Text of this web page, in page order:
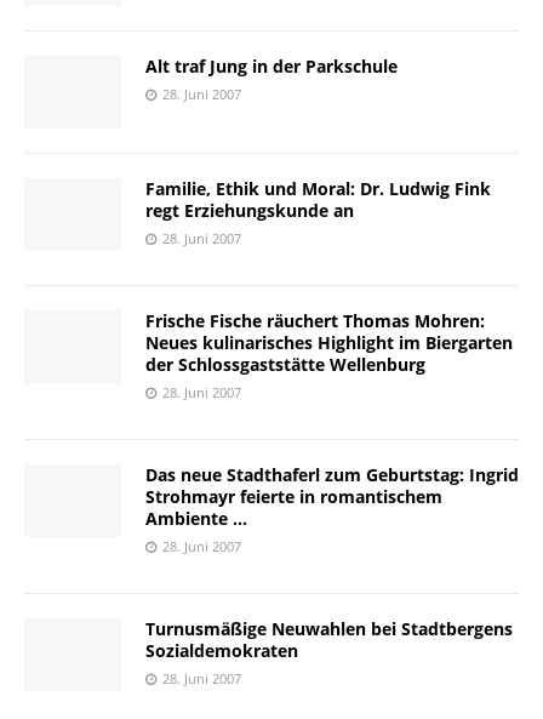
Alt traf Jung in der Parkschule
28. Juni 2007
Familie, Ethik und Moral: Dr. Ludwig Fink
regt Erziehungskunde an
28. Juni 2007
Frische Fische räuchert Thomas Mohren:
Neues kulinarisches Highlight im Biergarten
der Schlossgaststätte Wellenburg
28. Juni 2007
Das neue Stadthaferl zum Geburtstag: Ingrid
Strohmayr feierte in romantischem
Ambiente …
28. Juni 2007
Turnusmäßige Neuwahlen bei Stadtbergens
Sozialdemokraten
28. Juni 2007